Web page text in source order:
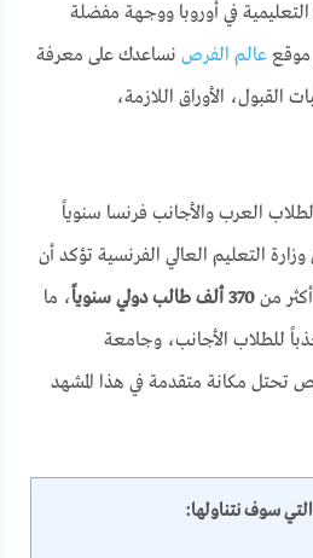
في أوروبا ووجهة مفضلة
موقع عالم الفرص نساعدك على معرفة
القبول، الأوراق اللازمة،
العرب والأجانب فرنسا سنوياً
التعليم العالي الفرنسية تؤكد أن
من370 ألف طالب دولي سنوياً
، ما
للطلاب الأجانب، وجامعة
مكانة متقدمة في هذا المشهد
سوف نتناولها: